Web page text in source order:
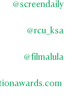
screendaily
@
rcu_ksa
@
filmalula
@